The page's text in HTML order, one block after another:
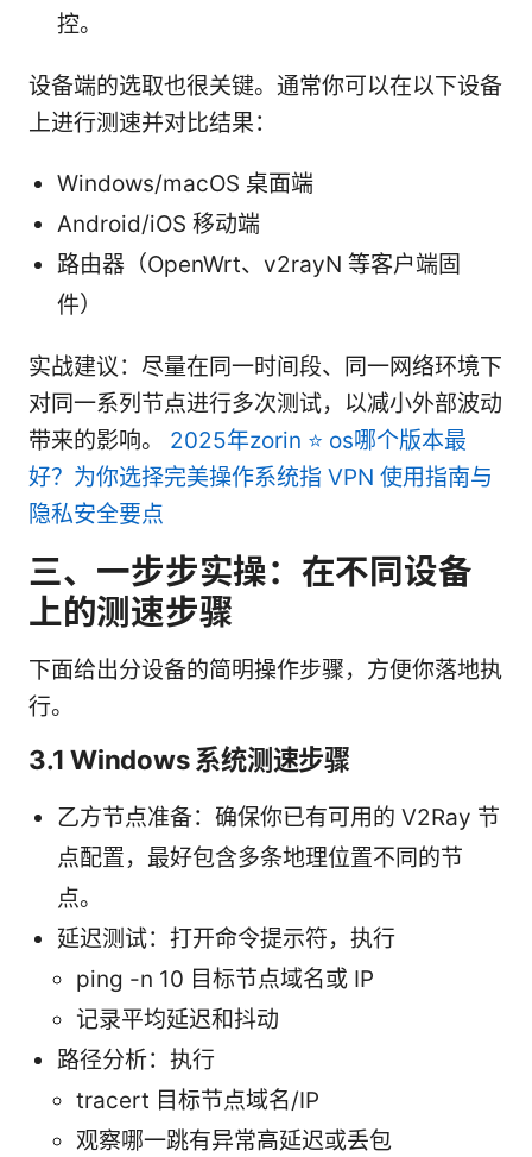
控。
设备端的选取也很关键。通常你可以在以下设备
上进行测速并对比结果：
Windows/macOS 桌面端
Android/iOS 移动端
路由器（OpenWrt、v2rayN 等客户端固
件）
实战建议：尽量在同一时间段、同一网络环境下
对同一系列节点进行多次测试，以减小外部波动
带来的影响。 2025年zorin ⭐ os哪个版本最
好？为你选择完美操作系统指 VPN 使用指南与
隐私安全要点
三、一步步实操：在不同设备
上的测速步骤
下面给出分设备的简明操作步骤，方便你落地执
行。
3.1 Windows 系统测速步骤
乙方节点准备：确保你已有可用的 V2Ray 节
点配置，最好包含多条地理位置不同的节
点。
延迟测试：打开命令提示符，执行
ping -n 10 目标节点域名或 IP
记录平均延迟和抖动
路径分析：执行
tracert 目标节点域名/IP
观察哪一跳有异常高延迟或丢包